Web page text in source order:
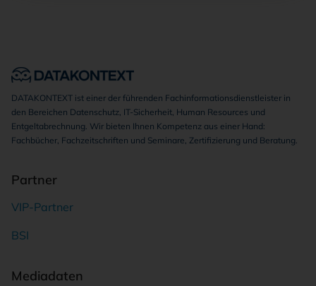
DATAKONTEXT ist einer der führenden Fachinformationsdienstleister in
den Bereichen Datenschutz, IT-Sicherheit, Human Resources und
Entgeltabrechnung. Wir bieten Ihnen Kompetenz aus einer Hand:
Fachbücher, Fachzeitschriften und Seminare, Zertifizierung und Beratung.
Partner
VIP-Partner
BSI
Mediadaten